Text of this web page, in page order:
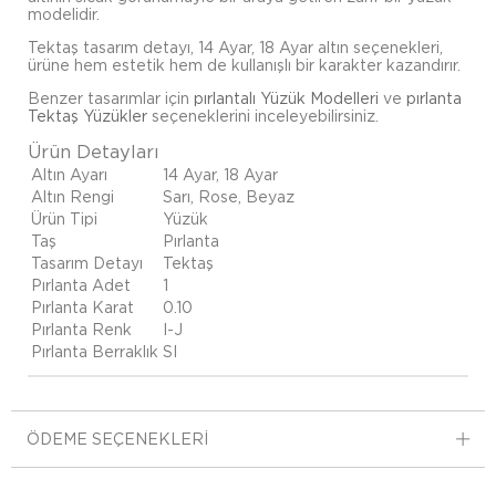
modelidir.
Tektaş tasarım detayı, 14 Ayar, 18 Ayar altın seçenekleri,
ürüne hem estetik hem de kullanışlı bir karakter kazandırır.
Benzer tasarımlar için pırlantalı Yüzük Modelleri ve pırlanta
Tektaş Yüzükler seçeneklerini inceleyebilirsiniz.
Ürün Detayları
Altın Ayarı
14 Ayar, 18 Ayar
Altın Rengi
Sarı, Rose, Beyaz
Ürün Tipi
Yüzük
Taş
Pırlanta
Tasarım Detayı
Tektaş
Pırlanta Adet
1
Pırlanta Karat
0.10
Pırlanta Renk
I-J
Pırlanta Berraklık SI
ÖDEME SEÇENEKLERI